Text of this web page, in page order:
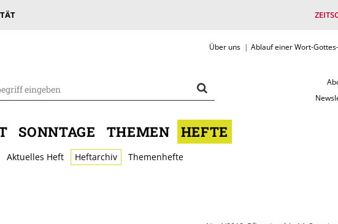
Über uns Ablauf einer Wort-
SONNTAGE THEMEN HEFTE
Aktuelles Heft Heftarchiv Themenhefte